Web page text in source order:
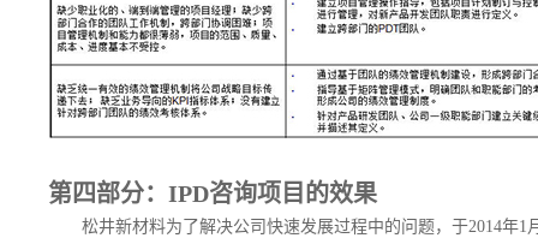
第四部分：IPD咨询项目的效果
松井新材料为了解决公司快速发展过程中的问题，于2014年1